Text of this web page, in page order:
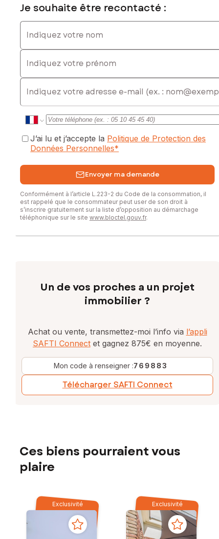
Je souhaite être recontacté :
Indiquez votre nom
Indiquez votre prénom
E-mail
J’ai lu et j’accepte la Politique de Protection des
Données Personnelles*
Envoyer ma demande
Conformément à l’article L.223-2 du Code de la consommation, il
est rappelé que le consommateur peut user de son droit à
s’inscrire gratuitement sur la liste d’opposition au démarchage
téléphonique sur le site www.bloctel.gouv.fr.
Un de vos proches a un projet
immobilier ?
Achat ou vente, transmettez-moi l’info via l’appli
SAFTI Connect et gagnez 875€ en moyenne.
Mon code à renseigner :769883
Télécharger SAFTI Connect
Ces biens pourraient vous
plaire
Exclusivité Exclusivité